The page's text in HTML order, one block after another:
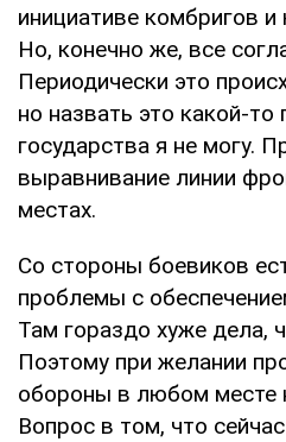
инициативе комбригов
Но, конечно же, все
Периодически это
но назвать это какой-то
государства я не могу.
выравнивание линии
местах.
Со стороны боевиков
проблемы с
Там гораздо хуже дела,
Поэтому при желании
обороны в любом месте
Вопрос в том, что